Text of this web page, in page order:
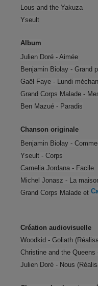
Lous and the Yakuza
Yseult
Album
Julien Doré - Aimée
Benjamin Biolay - Grand
Gaël Faye - Lundi
Grand Corps Malade -
Ben Mazué - Paradis
Chanson originale
Benjamin Biolay -
Yseult - Corps
Camelia Jordana - Facile
Michel Jonasz - La
Grand Corps Malade et
Création audiovisuelle
Woodkid - Goliath
Christine and the
Julien Doré - Nous